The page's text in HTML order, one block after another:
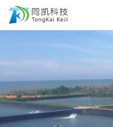
驱鸟器产品中
工厂参观
同凯优势